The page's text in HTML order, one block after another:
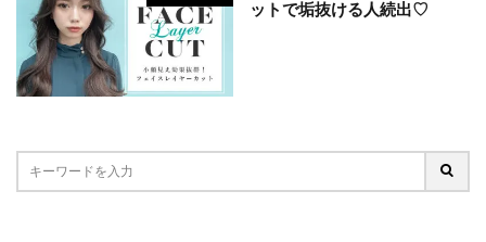
ットで垢抜ける人続出♡